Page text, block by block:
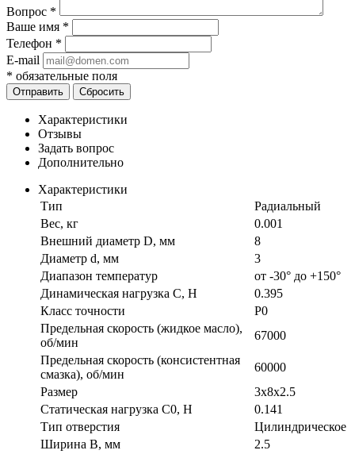
Вопрос *
Ваше имя *
Телефон *
E-mail
* обязательные поля
Отправить Сбросить
Характеристики
Отзывы
Задать вопрос
Дополнительно
Характеристики
Тип
Радиальный
Вес, кг
0.001
Внешний диаметр D, мм
8
Диаметр d, мм
3
Диапазон температур
от -30° до +150°
Динамическая нагрузка C, Н
0.395
Класс точности
P0
Предельная скорость (жидкое масло),
об/мин
67000
Предельная скорость (консистентная
смазка), об/мин
60000
Размер
3x8x2.5
Статическая нагрузка C0, Н
0.141
Тип отверстия
Цилиндрическое
Ширина B, мм
2.5